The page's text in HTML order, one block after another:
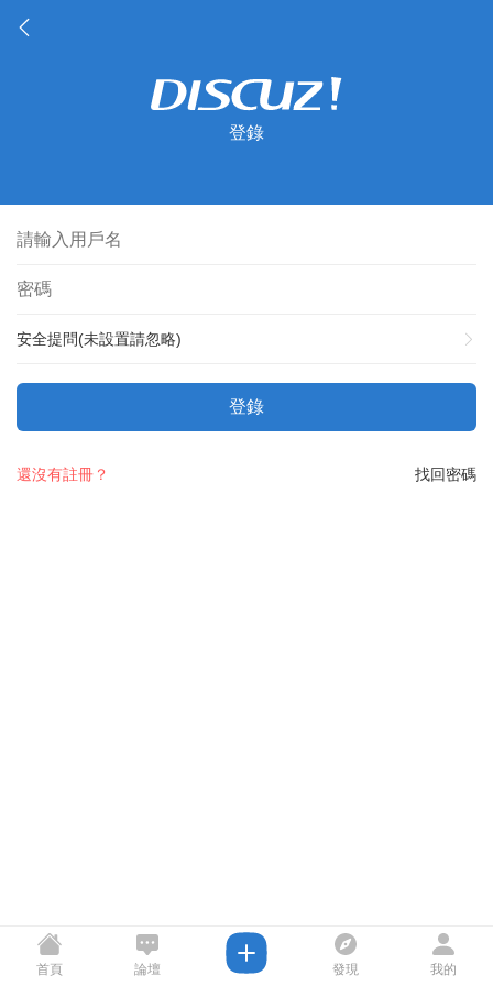
登錄
安全提問(未設置請忽略)
登錄
找回密碼
還沒有註冊？
首頁 論壇 發現 我的